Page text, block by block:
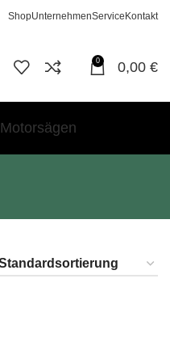
ShopUnternehmenService Kontakt
0 0,00 €
Motorsägen